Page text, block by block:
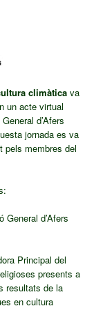
climàtica va
un acte virtual
d’Afers
jornada es va
pels membres del
d’Afers
Principal del
presents a
resultats de la
en cultura